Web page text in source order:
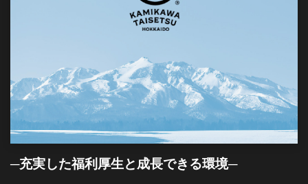
─充実した福利厚生と成長できる環境─